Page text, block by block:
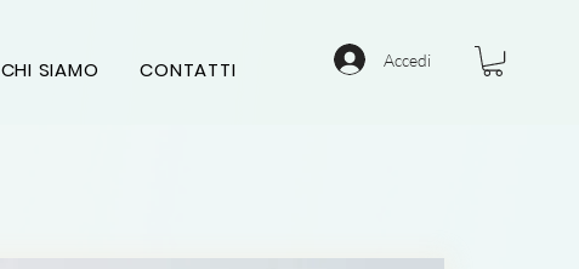
CHI SIAMO CONTATTI Accedi